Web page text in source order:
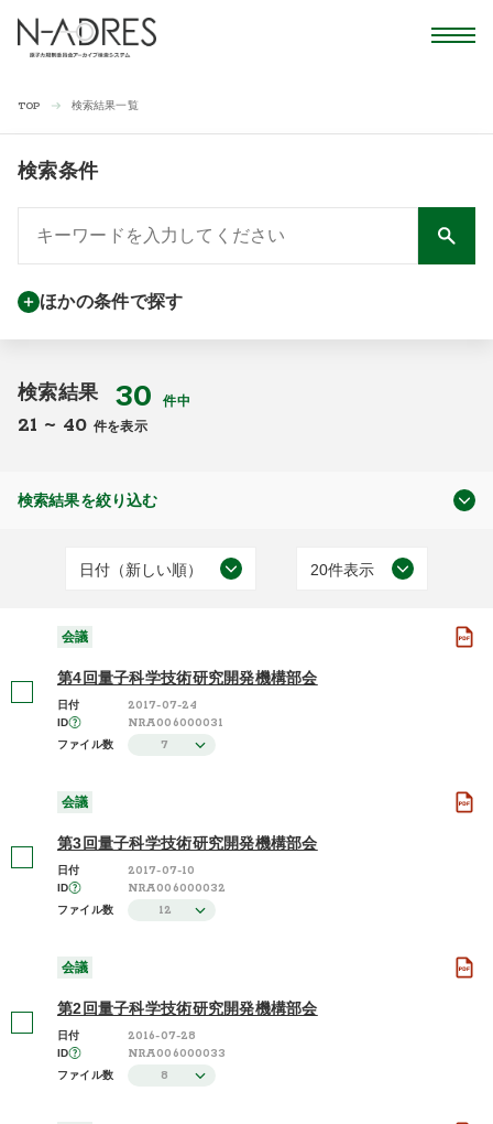
TOP 検索結果一覧
検索条件
ほかの条件で探す
検索結果 30件中
21 ~ 40 件を表示
検索結果を絞り込む
(30)
会議
2026年度 / 令和8年度
(2)
2025年度 / 令和7年度
2024年度 / 令和6年度
日付（新しい順）
施設（降順）
20件表示
会議
第4回量子科学技術研究開発機構部会
日付 2017-07-24
ID NRA006000031
ファイル数 7
会議
第3回量子科学技術研究開発機構部会
日付 2017-07-10
ID NRA006000032
ファイル数 12
会議
第2回量子科学技術研究開発機構部会
日付 2016-07-28
ID NRA006000033
ファイル数 8